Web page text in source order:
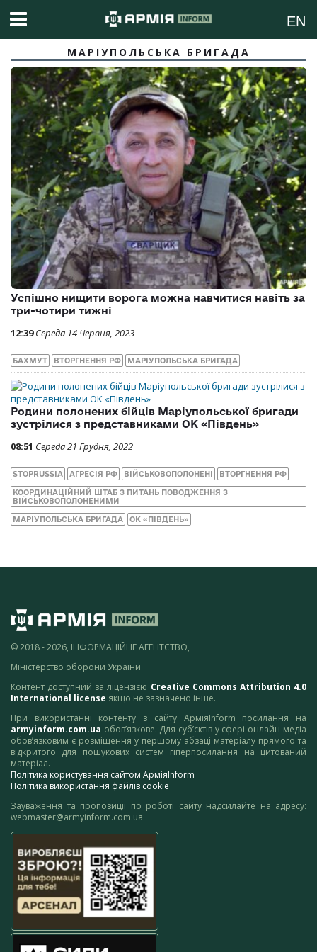
EN
МАРІУПОЛЬСЬКА БРИГАДА
Успішно нищити ворога можна навчитися навіть за
три-чотири тижні
12:39 Середа 14 Червня, 2023
БАХМУТ ВТОРГНЕННЯ РФ МАРІУПОЛЬСЬКА БРИГАДА
Родини полонених бійців Маріупольської бригади
зустрілися з представниками ОК «Південь»
08:51 Середа 21 Грудня, 2022
STOPRUSSIA АГРЕСІЯ РФ ВІЙСЬКОВОПОЛОНЕНІ ВТОРГНЕННЯ РФ
КООРДИНАЦІЙНИЙ ШТАБ З ПИТАНЬ ПОВОДЖЕННЯ З
ВІЙСЬКОВОПОЛОНЕНИМИ
МАРІУПОЛЬСЬКА БРИГАДА ОК «ПІВДЕНЬ»
© 2018 - 2026, ІНФОРМАЦІЙНЕ АГЕНТСТВО,
Міністерство оборони України
Контент доступний за ліцензією Creative Commons Attribution 4.0
International license якщо не зазначено інше.
При використанні контенту з сайту АрміяInform посилання на
armyinform.com.ua обов’язкове. Для суб’єктів у сфері онлайн-медіа
обов’язковим є розміщення у першому абзаці матеріалу прямого та
відкритого для пошукових систем гіперпосилання на цитований
матеріал.
Політика користування сайтом АрміяInform
Політика використання файлів cookie
Зауваження та пропозиції по роботі сайту надсилайте на адресу:
webmaster@armyinform.com.ua